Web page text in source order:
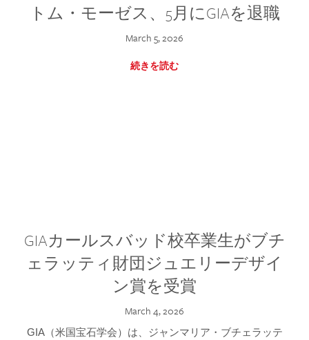
トム・モーゼス、5月にGIAを退職
March 5, 2026
続きを読む
GIAカールスバッド校卒業生がブチ
ェラッティ財団ジュエリーデザイ
ン賞を受賞
March 4, 2026
GIA（米国宝石学会）は、ジャンマリア・ブチェラッテ